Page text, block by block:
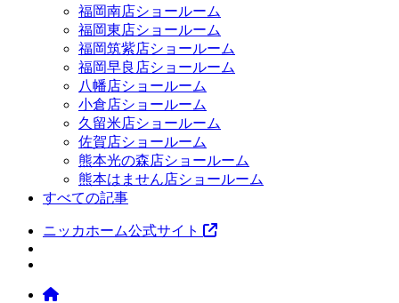
福岡南店ショールーム
福岡東店ショールーム
福岡筑紫店ショールーム
福岡早良店ショールーム
八幡店ショールーム
小倉店ショールーム
久留米店ショールーム
佐賀店ショールーム
熊本光の森店ショールーム
熊本はません店ショールーム
すべての記事
ニッカホーム公式サイト